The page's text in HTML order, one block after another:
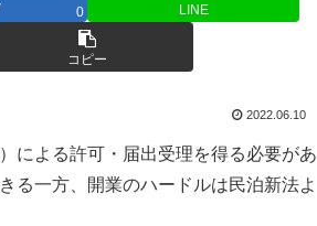
0 LINE
コピー
2022.06.10
による許可・届出受理を得る必要があ
る一方、開業のハードルは民泊新法よ